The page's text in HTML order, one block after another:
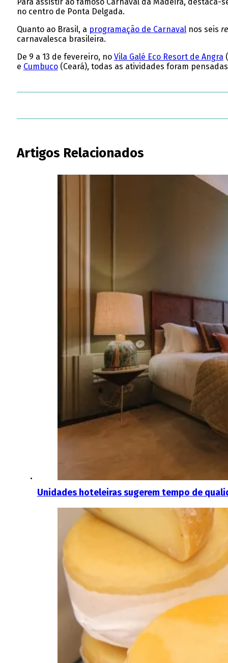
no centro de Ponta Delgada.
Quanto ao Brasil, a programação de Carnavalnos seis
carnavalesca brasileira.
De 9 a 13 de fevereiro, no Vila Galé Eco Resort de Angra
e Cumbuco(Ceará), todas as atividades foram
Artigos Relacionados
Unidades hoteleiras sugerem tempo de